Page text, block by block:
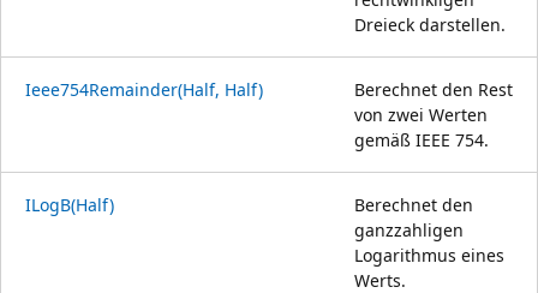
Dreieck darstellen.
Ieee754Remainder(Half, Half)
Berechnet den Rest
von zwei Werten
gemäß IEEE 754.
ILogB(Half)
Berechnet den
ganzzahligen
Logarithmus eines
Werts.